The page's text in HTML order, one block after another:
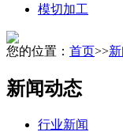
模切加工
您的位置： 首页>>
新闻动态
行业新闻